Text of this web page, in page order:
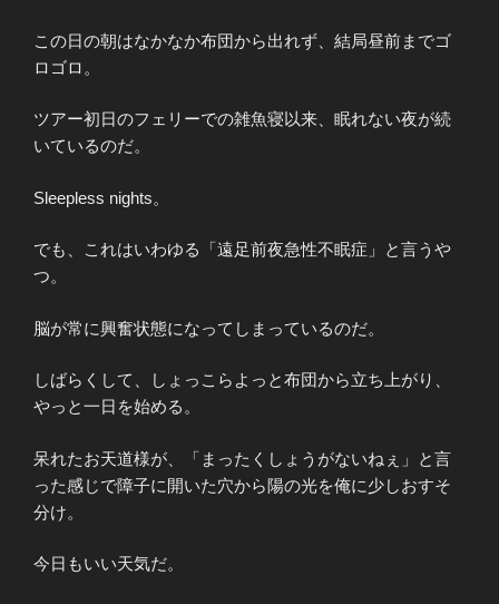
この日の朝はなかなか布団から出れず、結局昼前までゴ
ロゴロ。
ツアー初日のフェリーでの雑魚寝以来、眠れない夜が続
いているのだ。
Sleepless nights。
でも、これはいわゆる「遠足前夜急性不眠症」と言うや
つ。
脳が常に興奮状態になってしまっているのだ。
しばらくして、しょっこらよっと布団から立ち上がり、
やっと一日を始める。
呆れたお天道様が、「まったくしょうがないねぇ」と言
った感じで障子に開いた穴から陽の光を俺に少しおすそ
分け。
今日もいい天気だ。